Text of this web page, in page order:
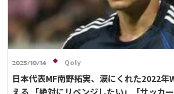
2025/10/14 Qoly
日本代表MF南野拓実、涙にくれた2022年
える 「絶対にリベンジしたい」「サッカ